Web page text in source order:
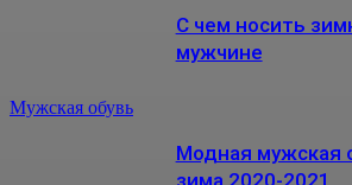
Мужская обувь
С чем носить
мужчине
Модная мужская